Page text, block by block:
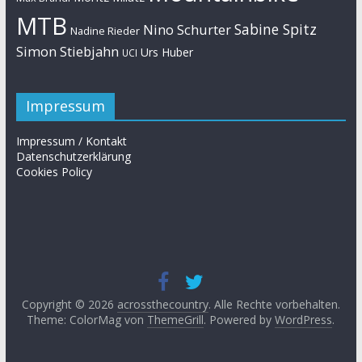
MTB Nadine Rieder Nino SchurterSabine Spitz
Simon Stiebjahn UCI Urs Huber
Impressum
Impressum / Kontakt
Datenschutzerklärung
Cookies Policy
Copyright © 2026 acrossthecountry. Alle Rechte vorbehalten.
Theme: ColorMag von ThemeGrill. Powered byWordPress.